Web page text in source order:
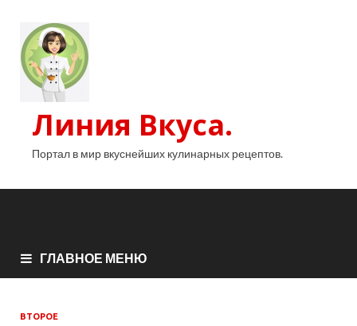
Линия Вкуса.
Портал в мир вкуснейших кулинарных рецептов.
ГЛАВНОЕ МЕНЮ
ВТОРОЕ